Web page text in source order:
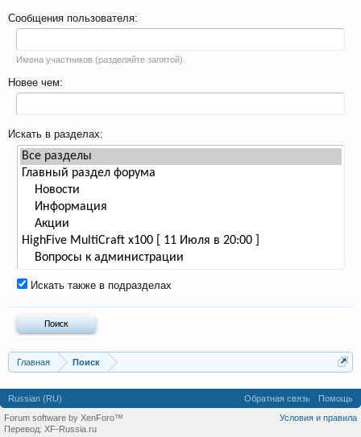
Сообщения пользователя:
Имена участников (разделяйте запятой).
Новее чем:
Искать в разделах:
Искать также в подразделах
Главная Поиск
Russian (RU) Обратная связь
Помощь
Условия и правила
Forum software by XenForo™
Перевод: XF-Russia.ru